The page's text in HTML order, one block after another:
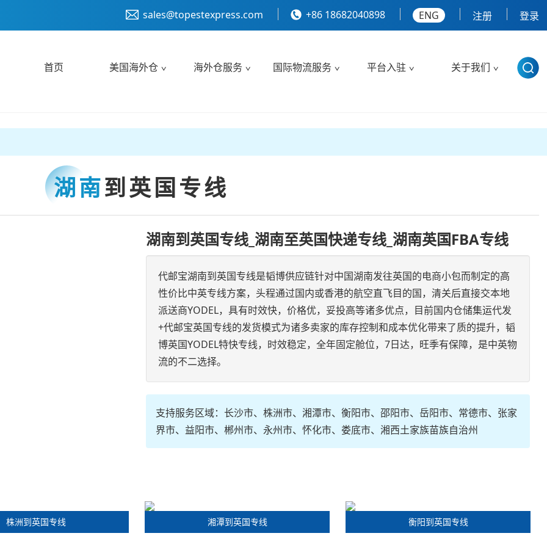
sales@topestexpress.com +86 18682040898 ENG 注册 登录
首页 美国海外仓 海外仓服务 国际物流服务 平台入驻 关于我们
湖南到英国专线
湖南到英国专线_湖南至英国快递专线_湖南英国FBA专线
代邮宝湖南到英国专线是韬博供应链针对中国湖南发往英国的电商小包而制定的高
性价比中英专线方案，头程通过国内或香港的航空直飞目的国，清关后直接交本地
派送商YODEL，具有时效快，价格优，妥投高等诸多优点，目前国内仓储集运代发
+代邮宝英国专线的发货模式为诸多卖家的库存控制和成本优化带来了质的提升，韬
博英国YODEL特快专线，时效稳定，全年固定舱位，7日达，旺季有保障，是中英物
流的不二选择。
支持服务区域：长沙市、株洲市、湘潭市、衡阳市、邵阳市、岳阳市、常德市、张家
界市、益阳市、郴州市、永州市、怀化市、娄底市、湘西土家族苗族自治州
株洲到英国专线 湘潭到英国专线 衡阳到英国专线